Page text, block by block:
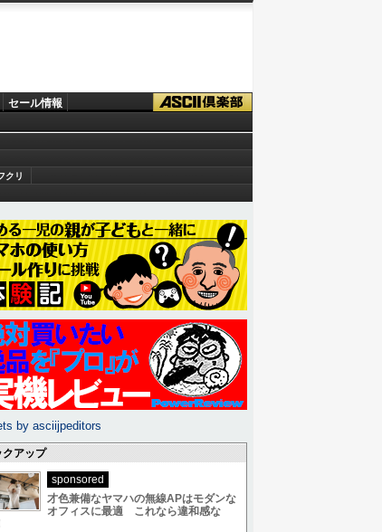
セール情報
クリ
by asciijpeditors
クアップ
sponsored
才色兼備なヤマハの無線APはモダンな
オフィスに最適 これなら違和感な